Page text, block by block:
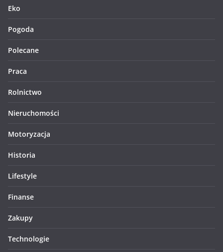
Eko
Pogoda
Polecane
Praca
Rolnictwo
Nieruchomości
Motoryzacja
Historia
Lifestyle
Finanse
Zakupy
Technologie